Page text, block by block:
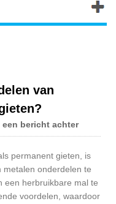
van
een bericht achter
permanent gieten, is
onderdelen te
een herbruikbare mal te
voordelen, waardoor